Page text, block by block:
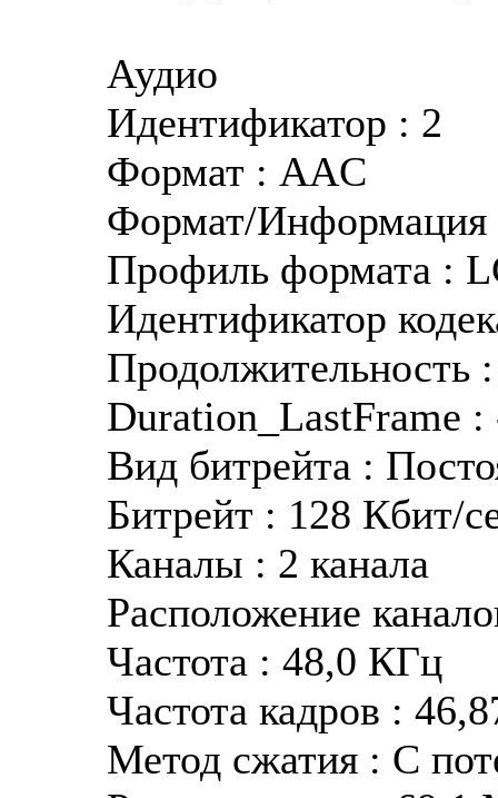
Аудио
Идентификатор : 2
Формат : AAC
Формат/Информация
Профиль формата :
Идентификатор
Продолжительность
Duration_LastFrame
Вид битрейта :
Битрейт : 128 Кбит/
Каналы : 2 канала
Расположение
Частота : 48,0 КГц
Частота кадров :
Метод сжатия : С